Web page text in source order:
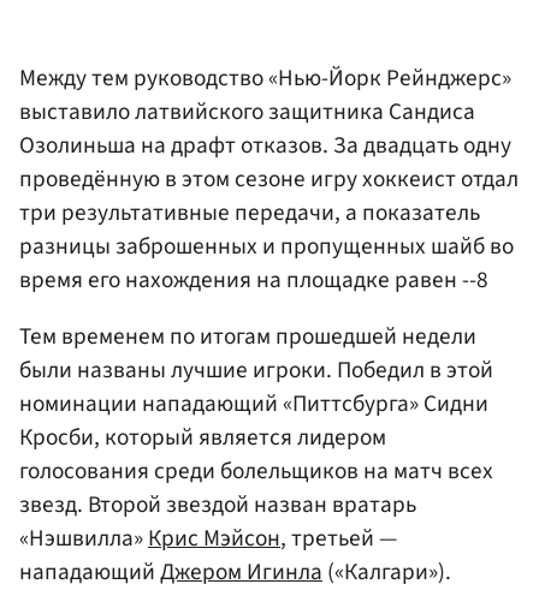
Между тем руководство «Нью-Йорк Рейнджерс»
выставило латвийского защитника Сандиса
Озолиньша на драфт отказов. За двадцать одну
проведённую в этом сезоне игру хоккеист отдал
три результативные передачи, а показатель
разницы заброшенных и пропущенных шайб во
время его нахождения на площадке равен --8
Тем временем по итогам прошедшей недели
были названы лучшие игроки. Победил в этой
номинации нападающий «Питтсбурга» Сидни
Кросби, который является лидером
голосования среди болельщиков на матч всех
звезд. Второй звездой назван вратарь
«Нэшвилла»Крис Мэйсон, третьей —
нападающийДжером Игинла(«Калгари»).